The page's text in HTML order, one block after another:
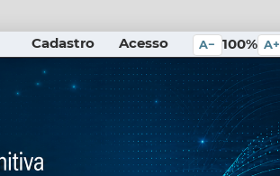
Cadastro Acesso A− 100% A+